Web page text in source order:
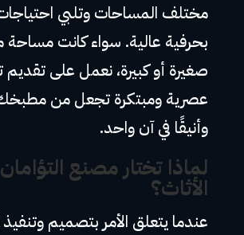
مختلف المساحات وتلبي
بحرفية عالية. سواء كانت
صغيرة أو كبيرة، نعمل على
عصرية ومبتكرة تجعل من مطبخك
وأنيقًا في آن واحد.
لماذا تختار مصنع
الأثاث؟
عندما يتعلق الأمر بتصميم